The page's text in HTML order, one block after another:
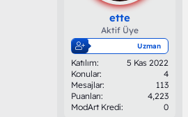
ette
Aktif Üye
Uzman
Katılım
5 Kas 2022
Konular
4
Mesajlar
113
Puanları
4,223
ModArt Kredi
0